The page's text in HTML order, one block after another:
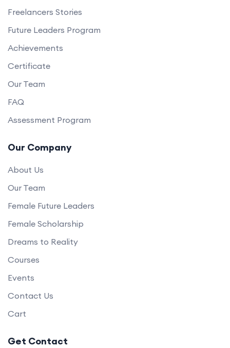
Freelancers Stories
Future Leaders Program
Achievements
Certificate
Our Team
FAQ
Assessment Program
Our Company
About Us
Our Team
Female Future Leaders
Female Scholarship
Dreams to Reality
Courses
Events
Contact Us
Cart
Get Contact